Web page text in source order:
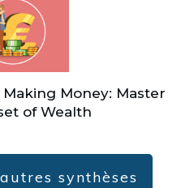
Making Money: Master
of Wealth
synthèses